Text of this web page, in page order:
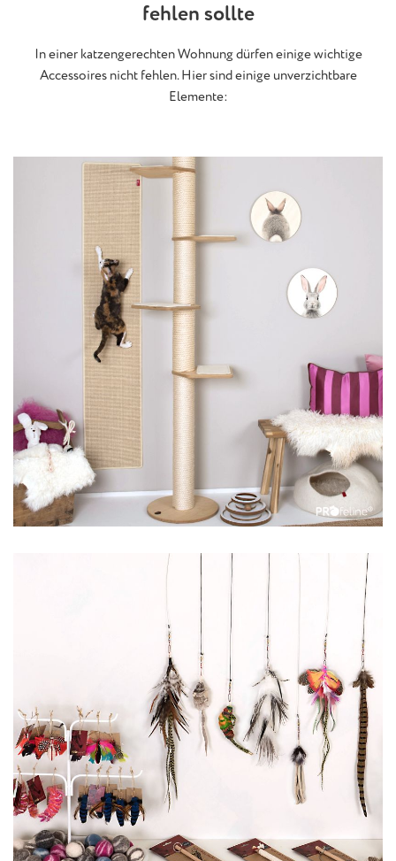
fehlen sollte
In einer katzengerechten Wohnung dürfen einige wichtige
Accessoires nicht fehlen. Hier sind einige unverzichtbare
Elemente: